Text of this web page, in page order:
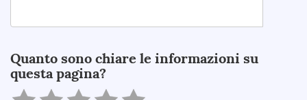
Quanto sono chiare le informazioni su
questa pagina?